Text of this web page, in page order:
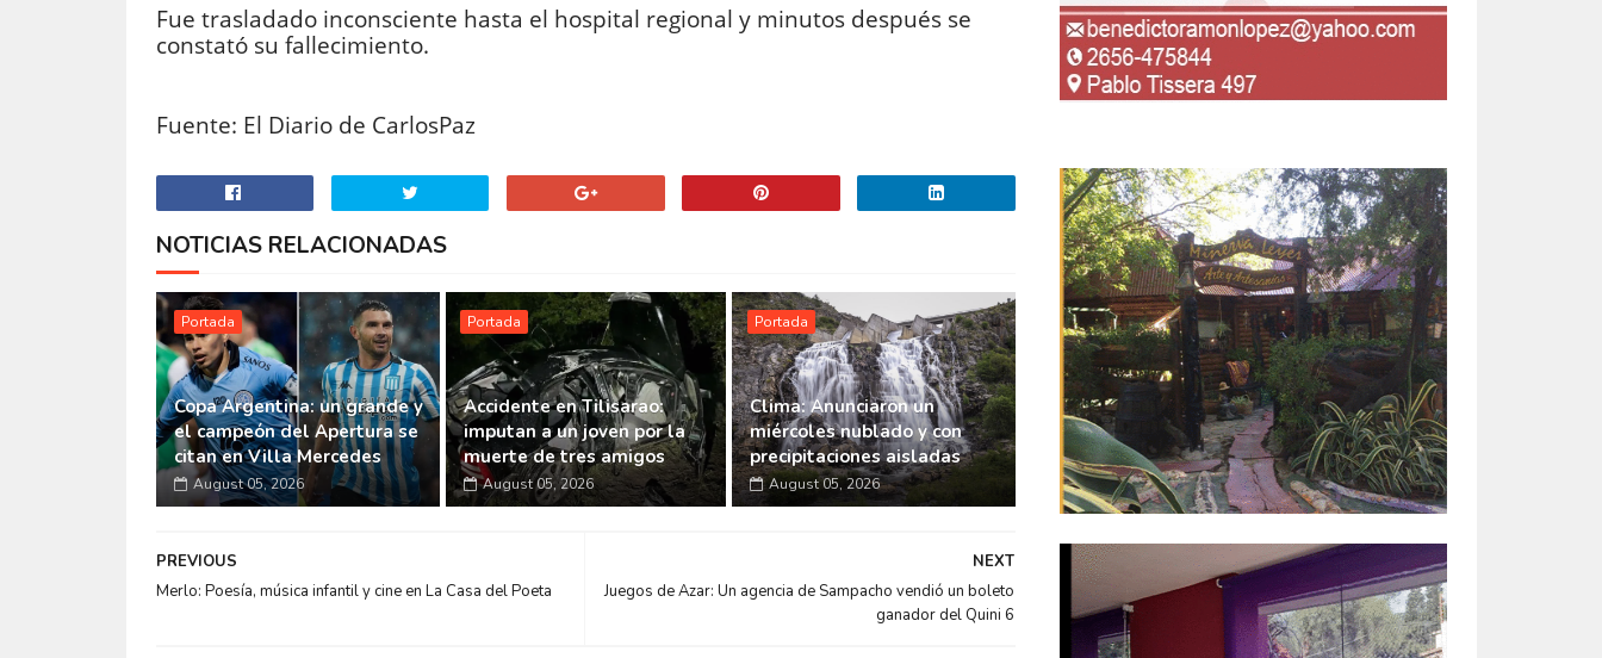
Fue trasladado inconsciente hasta el hospital regional y minutos después se
constató su fallecimiento.
Fuente: El Diario de CarlosPaz
NOTICIAS RELACIONADAS
Portada
Copa Argentina: un grande y
el campeón del Apertura se
citan en Villa Mercedes
August 05, 2026
Portada
Accidente en Tilisarao:
imputan a un joven por la
muerte de tres amigos
August 05, 2026
Portada
Clima: Anunciaron un
miércoles nublado y con
precipitaciones aisladas
August 05, 2026
NEXT
Juegos de Azar: Un agencia de Sampacho vendió un boleto
ganador del Quini 6
PREVIOUS
Merlo: Poesía, música infantil y cine en La Casa del Poeta